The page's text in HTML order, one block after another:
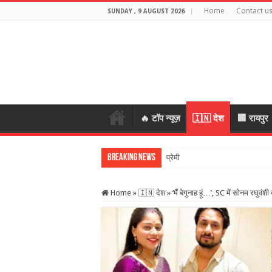
SUNDAY , 9 AUGUST 2026 Home Contact us
🔥 टॉप न्यूज़ 🇮🇳 देश 🏢 रायपुर
Breaking News प्रेमी के साथ मिलकर रची पति की
Home » 🇮🇳 देश » ‘मैं बेगुनाह हूं…’, SC में सोनम